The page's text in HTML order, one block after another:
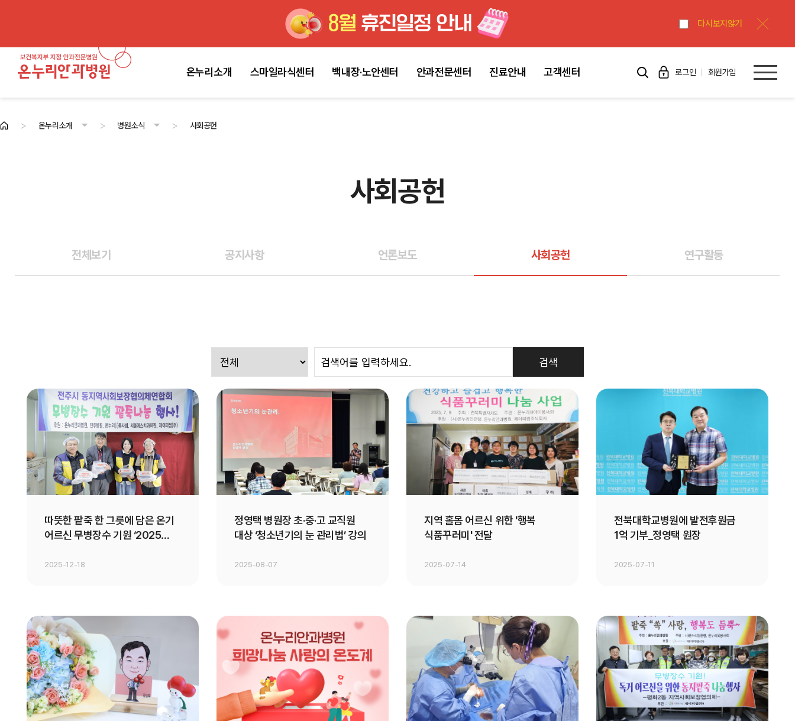
다시보지않기
온누리소개 스마일라식센터 백내장·노안센터 안과전문센터 진료안내 고객센터 로그인 회원가입
> 온누리소개 > 병원소식 > 사회공헌
사회공헌
전체보기 공지사항 언론보도 사회공헌 연구활동
검색
따뜻한 팥죽 한 그릇에 담은 온기
어르신 무병장수 기원 ‘2025
2025-12-18
정영택 병원장 초·중·고 교직원
대상 ‘청소년기의 눈 관리법’ 강의
2025-08-07
지역 홀몸 어르신 위한 '행복
식품꾸러미' 전달
2025-07-14
전북대학교병원에 발전후원금
1억 기부_정영택 원장
2025-07-11